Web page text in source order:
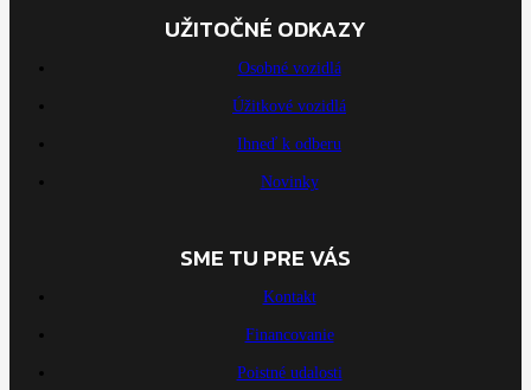
UŽITOČNÉ ODKAZY
Osobné vozidlá
Úžitkové vozidlá
Ihneď k odberu
Novinky
SME TU PRE VÁS
Kontakt
Financovanie
Poistné udalosti